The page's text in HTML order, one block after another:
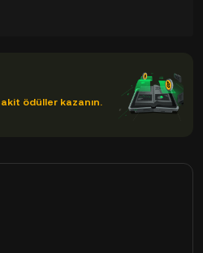
ödüller kazanın.